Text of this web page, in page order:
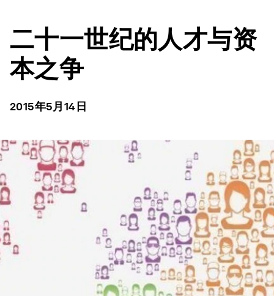
二十一世纪的人才与资
本之争
2015年5月14日